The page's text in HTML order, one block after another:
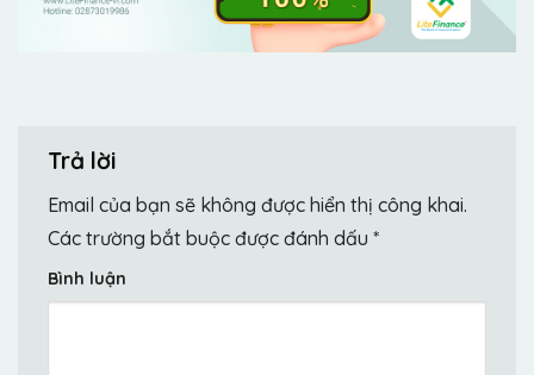
Trả lời
Email của bạn sẽ không được hiển thị công khai.
Các trường bắt buộc được đánh dấu *
Bình luận